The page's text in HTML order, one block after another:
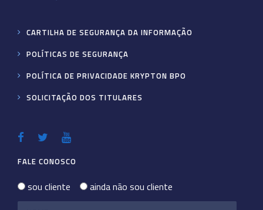
CARTILHA DE SEGURANÇA DA INFORMAÇÃO
POLÍTICAS DE SEGURANÇA
POLÍTICA DE PRIVACIDADE KRYPTON BPO
SOLICITAÇÃO DOS TITULARES
FALE CONOSCO
sou cliente ainda não sou cliente